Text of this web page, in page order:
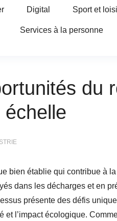
Digital Sport et
Services à la personne
du
bien établie qui contribue à la
dans les décharges et en
présente des défis
et l’impact écologique.